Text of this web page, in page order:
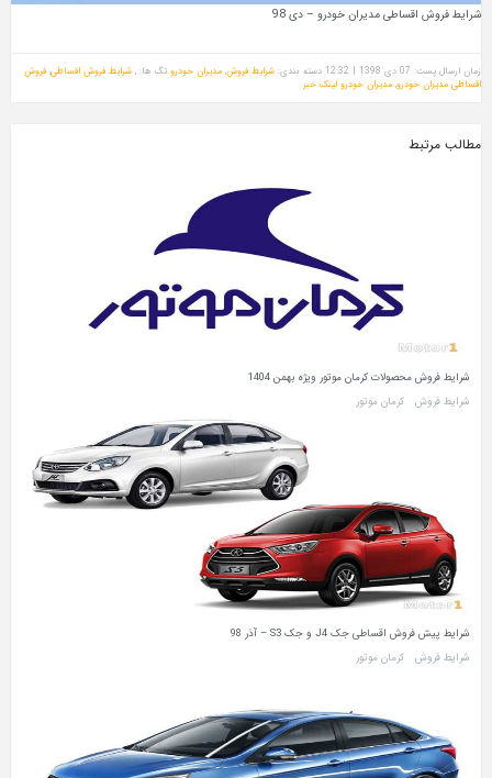
شرایط فروش اقساطی مدیران خودرو – دی 98
زمان ارسال پست: 07 دی 1398 | 12:32 دسته بندی: شرایط فروش, مدیران خودرو تگ ها: , شرایط فروش اقساطی, فروش
اقساطی مدیران خودرو, مدیران خودرو لینک خبر
مطالب مرتبط
شرایط فروش محصولات کرمان موتور ویژه بهمن 1404
شرایط فروش
کرمان موتور
شرایط پیش فروش اقساطی جک J4 و جک S3 – آذر 98
شرایط فروش
کرمان موتور